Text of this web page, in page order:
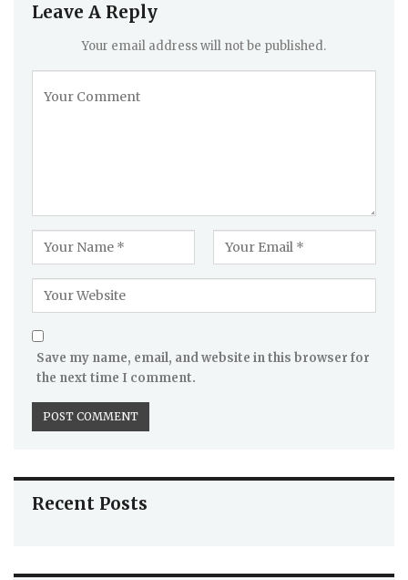
Leave A Reply
Your email address will not be published.
Save my name, email, and website in this browser for
the next time I comment.
Recent Posts